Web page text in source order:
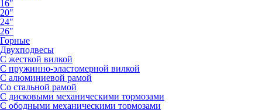
16"
20"
24"
26"
Горные
Двухподвесы
С жесткой вилкой
С пружинно-эластомерной вилкой
С алюминиевой рамой
Со стальной рамой
С дисковыми механическими тормозами
С ободными механическими тормозами